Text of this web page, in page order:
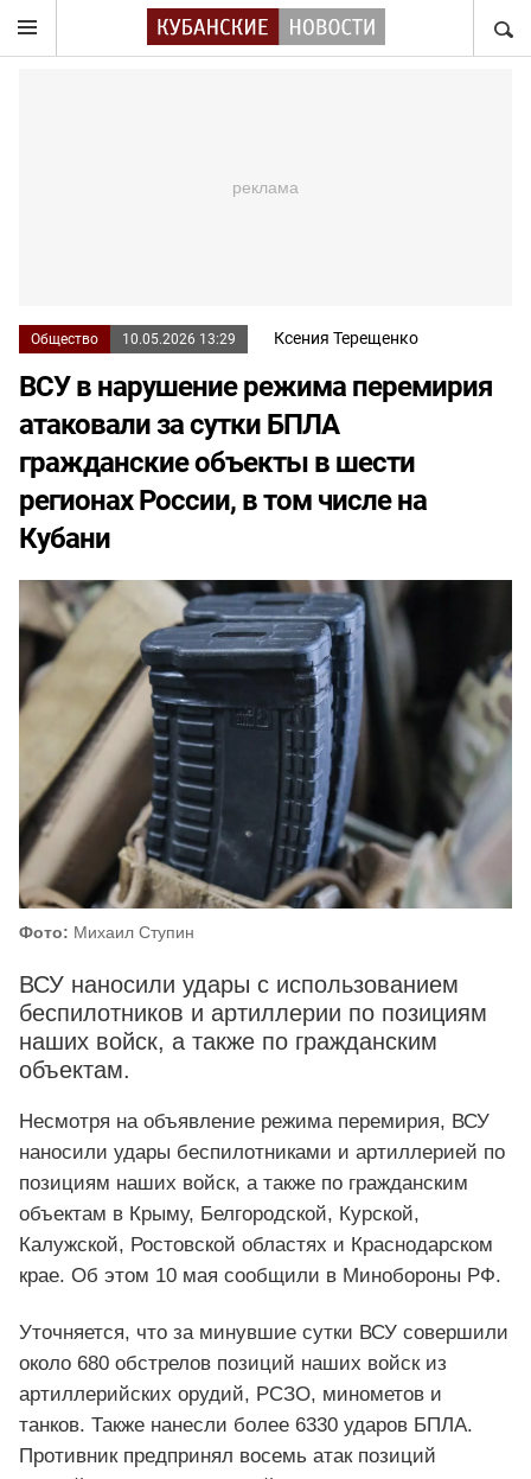
Общество 10.05.2026 13:29 Ксения Терещенко
ВСУ в нарушение режима перемирия
атаковали за сутки БПЛА
гражданские объекты в шести
регионах России, в том числе на
Кубани
Фото: Михаил Ступин
ВСУ наносили удары с использованием
беспилотников и артиллерии по позициям
наших войск, а также по гражданским
объектам.
Несмотря на объявление режима перемирия, ВСУ
наносили удары беспилотниками и артиллерией по
позициям наших войск, а также по гражданским
объектам в Крыму, Белгородской, Курской,
Калужской, Ростовской областях и Краснодарском
крае. Об этом 10 мая сообщили в Минобороны РФ.
Уточняется, что за минувшие сутки ВСУ совершили
около 680 обстрелов позиций наших войск из
артиллерийских орудий, РСЗО, минометов и
танков. Также нанесли более 6330 ударов БПЛА.
Противник предпринял восемь атак позиций